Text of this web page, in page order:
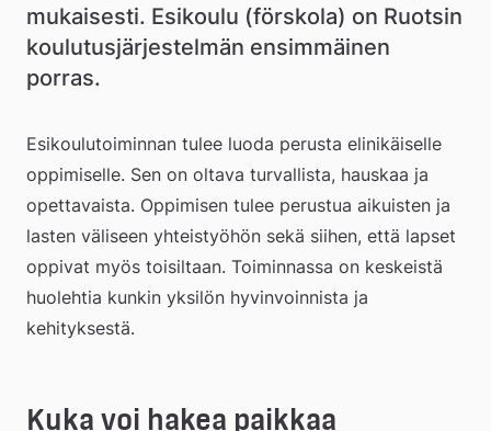
mukaisesti. Esikoulu (förskola) on Ruotsin
koulutusjärjestelmän ensimmäinen
porras.
Esikoulutoiminnan tulee luoda perusta elinikäiselle
oppimiselle. Sen on oltava turvallista, hauskaa ja
opettavaista. Oppimisen tulee perustua aikuisten ja
lasten väliseen yhteistyöhön sekä siihen, että lapset
oppivat myös toisiltaan. Toiminnassa on keskeistä
huolehtia kunkin yksilön hyvinvoinnista ja
kehityksestä.
Kuka voi hakea paikkaa